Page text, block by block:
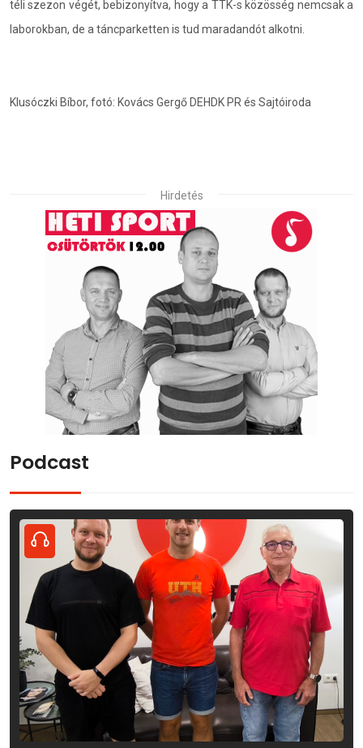
téli szezon végét, bebizonyítva, hogy a TTK-s közösség nemcsak a
laborokban, de a táncparketten is tud maradandót alkotni.
Klusóczki Bíbor, fotó: Kovács Gergő DEHDK PR és Sajtóiroda
Hirdetés
Podcast